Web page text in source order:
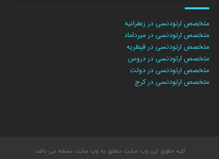
متخصص ارتودنسی در زعفرانیه
متخصص ارتودنسی در میرداماد
متخصص ارتودنسی در قیطریه
متخصص ارتودنسی در دروس
متخصص ارتودنسی در دولت
متخصص ارتودنسی در کرج
کلیه حقوق این وب سایت متعلق به وب سایت نسخه می باشد.